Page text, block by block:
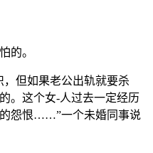
的。
但如果老公出轨就要杀
。这个女-人过去一定经历
怨恨……”一个未婚同事说